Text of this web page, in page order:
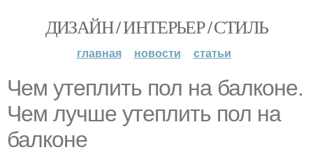
ДИЗАЙН / ИНТЕРЬЕР / СТИЛЬ
главная новости статьи
Чем утеплить пол на балконе.
Чем лучше утеплить пол на
балконе